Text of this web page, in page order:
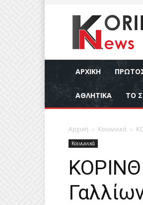
ΑΡΧΙΚΉ
ΑΘΛΗΤΙΚΆ ΤΟ
Αρχική Κοινωνικά
Κοινωνικά